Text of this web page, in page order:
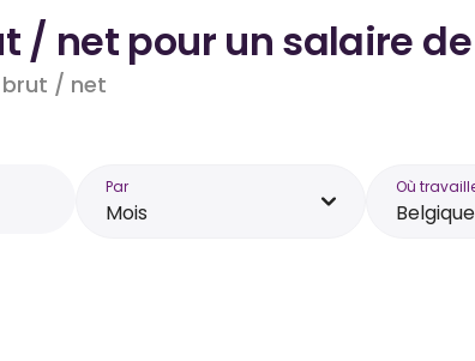
/ net pour un salaire
brut / net
Par
Mois
Où
Belgique